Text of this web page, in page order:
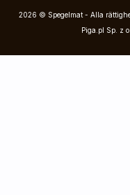
2026 © Spegelmat - Alla
Piga.pl Sp. z